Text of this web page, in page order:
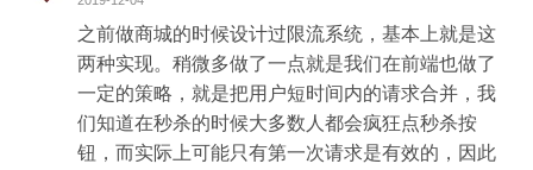
之前做商城的时候设计过限流系统，基本上就是这
两种实现。稍微多做了一点就是我们在前端也做了
一定的策略，就是把用户短时间内的请求合并，我
们知道在秒杀的时候大多数人都会疯狂点秒杀按
钮，而实际上可能只有第一次请求是有效的，因此